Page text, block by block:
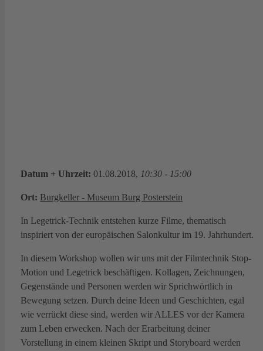
Datum + Uhrzeit: 01.08.2018, 10:30 - 15:00
Ort: Burgkeller - Museum Burg Posterstein
In Legetrick-Technik entstehen kurze Filme, thematisch
inspiriert von der europäischen Salonkultur im 19. Jahrhundert.
In diesem Workshop wollen wir uns mit der Filmtechnik Stop-
Motion und Legetrick beschäftigen. Kollagen, Zeichnungen,
Gegenstände und Personen werden wir Sprichwörtlich in
Bewegung setzen. Durch deine Ideen und Geschichten, egal
wie verrückt diese sind, werden wir ALLES vor der Kamera
zum Leben erwecken. Nach der Erarbeitung deiner
Vorstellung in einem kleinen Skript und Storyboard werden